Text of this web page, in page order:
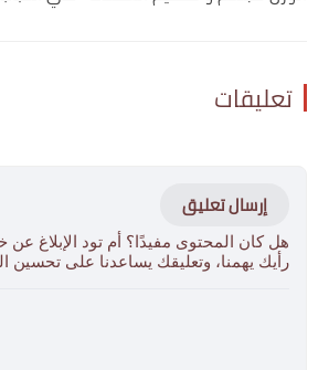
تعليقات
إرسال تعليق
هل كان المحتوى مفيدًا؟ أم تود الإبلاغ عن
رأيك يهمنا، وتعليقك يساعدنا على تحسين